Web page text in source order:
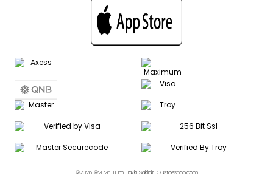
©2026 ©2026 Tüm Hakkı Saklıdır. Gustoeshop.com